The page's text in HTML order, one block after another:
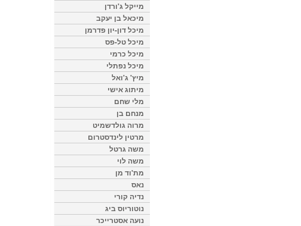
מייקל ג'ורדן
מיכאל בן יעקב
מיכל דון-יון פדרמן
מיכל טל-פס
מיכל כרמי
מיכל נפתלי
מיץ' ג'ואל
מיתוג אישי
מלי שחם
מנחם בן
מרוה גולדשמיט
מרטין לינדסטרום
משה גרטל
משה לוי
מת'וד מן
נאס
נדיה קורי
נוטוריוס ביג
נועה אסטרייכר